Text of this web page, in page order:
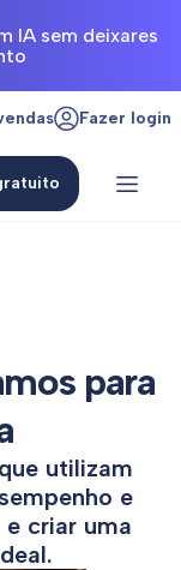
IA sem deixares
Fazer login
para
utilizam
e
criar uma